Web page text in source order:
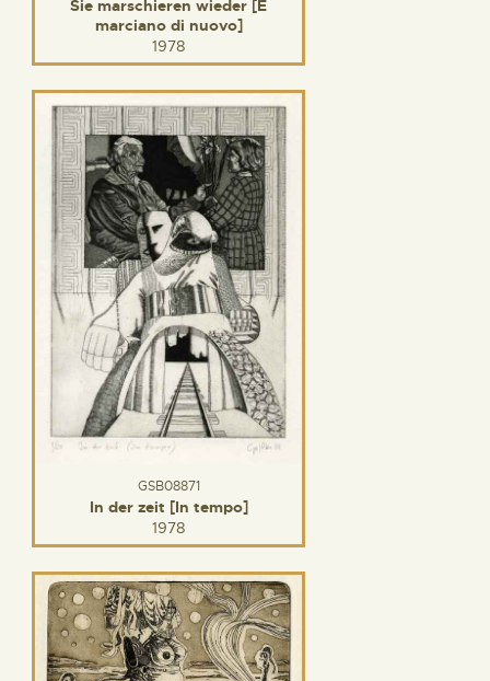
Sie marschieren wieder [E
marciano di nuovo]
1978
GSB08871
In der zeit [In tempo]
1978